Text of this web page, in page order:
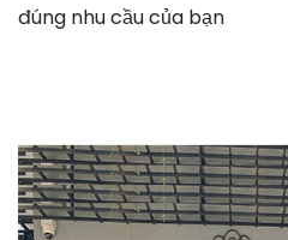
đúng nhu cầu của bạn